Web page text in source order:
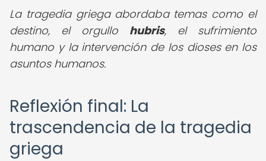
La tragedia griega abordaba temas como el
destino, el orgullo hubris, el sufrimiento
humano y la intervención de los dioses en los
asuntos humanos.
Reflexión final: La
trascendencia de la tragedia
griega